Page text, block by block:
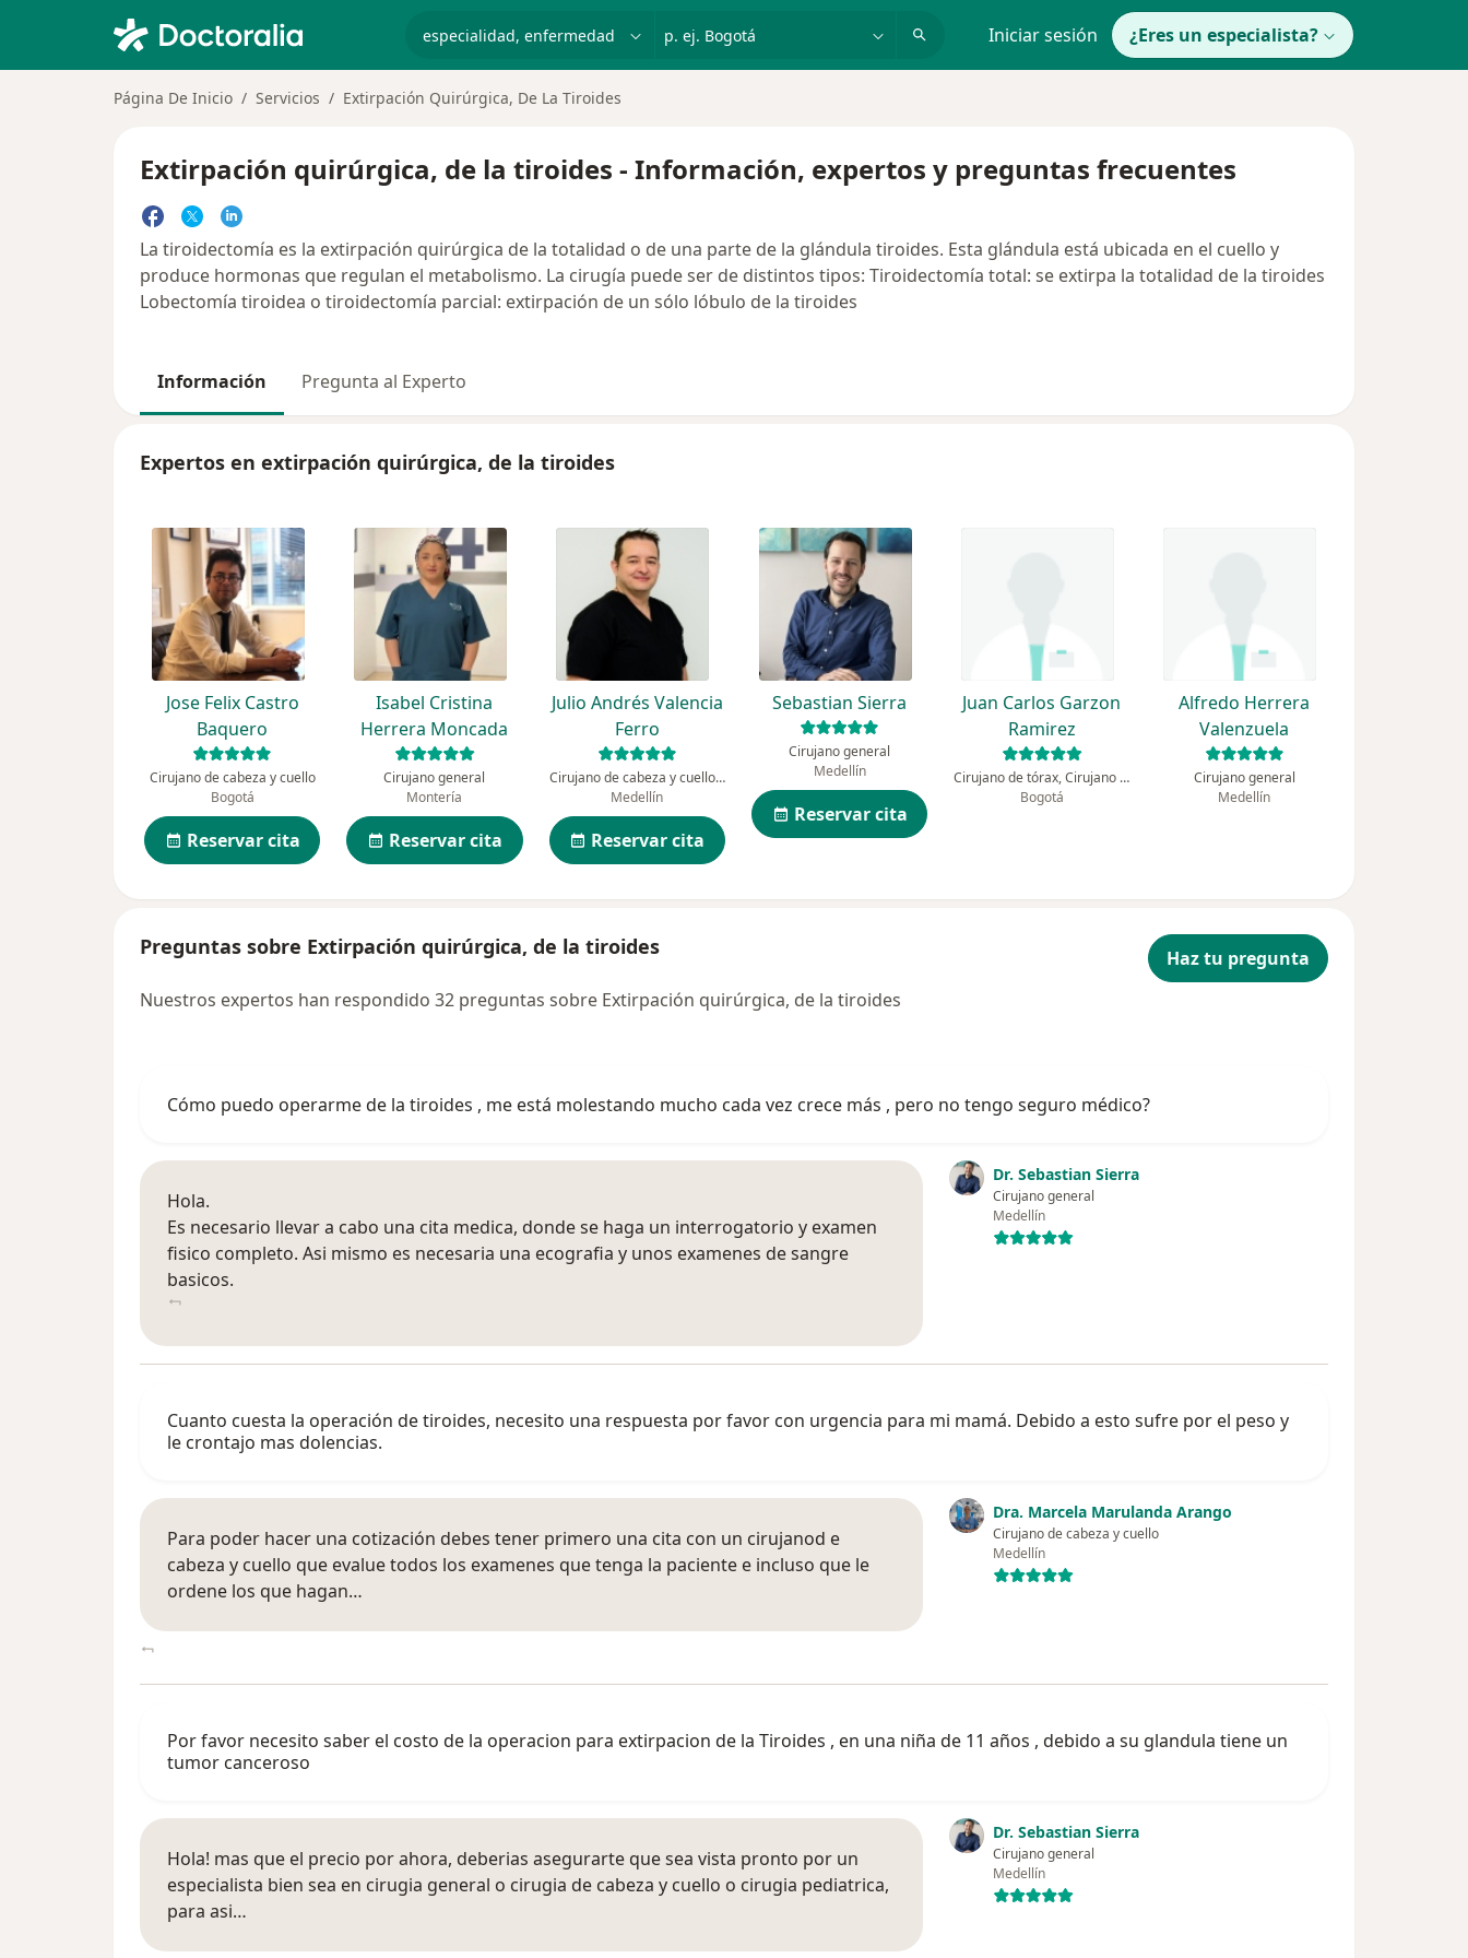
p. ej. Bogotá Iniciar sesión ¿Eres un especialista?
Página De Inicio Servicios Extirpación Quirúrgica, De La Tiroides
Extirpación quirúrgica, de la tiroides - Información, expertos y preguntas frecuentes
La tiroidectomía es la extirpación quirúrgica de la totalidad o de una parte de la glándula tiroides. Esta glándula está ubicada en el cuello y
produce hormonas que regulan el metabolismo. La cirugía puede ser de distintos tipos: Tiroidectomía total: se extirpa la totalidad de la tiroides
Lobectomía tiroidea o tiroidectomía parcial: extirpación de un sólo lóbulo de la tiroides
Información Pregunta al Experto
Expertos en extirpación quirúrgica, de la tiroides
Jose Felix Castro
Baquero
Cirujano de cabeza y cuello
Bogotá
Reservar cita
Isabel Cristina
Herrera Moncada
Cirujano general
Montería
Reservar cita
Julio Andrés Valencia
Ferro
Cirujano de cabeza y cuello, Cirujano general
Medellín
Reservar cita
Sebastian Sierra
Cirujano general
Medellín
Reservar cita
Juan Carlos Garzon
Ramirez
Cirujano de tórax, Cirujano general
Bogotá
Alfredo Herrera
Valenzuela
Cirujano general
Medellín
Preguntas sobre Extirpación quirúrgica, de la tiroides
Haz tu pregunta
Nuestros expertos han respondido 32 preguntas sobre Extirpación quirúrgica, de la tiroides
Cómo puedo operarme de la tiroides , me está molestando mucho cada vez crece más , pero no tengo seguro médico?
Dr. Sebastian Sierra
Cirujano general
Medellín
Hola.
Es necesario llevar a cabo una cita medica, donde se haga un interrogatorio y examen
fisico completo. Asi mismo es necesaria una ecografia y unos examenes de sangre
basicos.
Cuanto cuesta la operación de tiroides, necesito una respuesta por favor con urgencia para mi mamá. Debido a esto sufre por el peso y
le crontajo mas dolencias.
Dra. Marcela Marulanda Arango
Cirujano de cabeza y cuello
Medellín
Para poder hacer una cotización debes tener primero una cita con un cirujanod e
cabeza y cuello que evalue todos los examenes que tenga la paciente e incluso que le
ordene los que hagan…
Por favor necesito saber el costo de la operacion para extirpacion de la Tiroides , en una niña de 11 años , debido a su glandula tiene un
tumor canceroso
Dr. Sebastian Sierra
Cirujano general
Medellín
Hola! mas que el precio por ahora, deberias asegurarte que sea vista pronto por un
especialista bien sea en cirugia general o cirugia de cabeza y cuello o cirugia pediatrica,
para asi…